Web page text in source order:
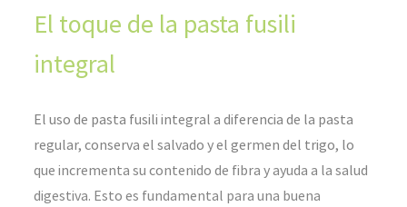
El toque de la pasta fusili
integral
El uso de pasta fusili integral a diferencia de la pasta
regular, conserva el salvado y el germen del trigo, lo
que incrementa su contenido de fibra y ayuda a la salud
digestiva. Esto es fundamental para una buena